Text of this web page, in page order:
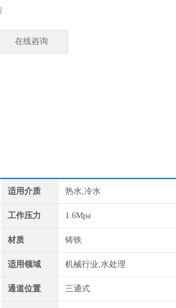
在线咨询
适用介质 热水,冷水
工作压力 1.6Mpa
材质 铸铁
适用领域 机械行业,水处理
通道位置 三通式